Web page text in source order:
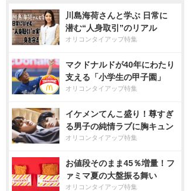
川島海荷さんと学ぶ 日常に
潜む“人身取引”のリアル
オリコンタイアップ特集
マクドナルドが40年にわたり
支える「小学生の甲子園」
オリコンタイアップ特集
イケメンてんこ盛り！尊すぎ
る男子の純情ラブに胸キュン
オリコンタイアップ特集
お値段そのまま45％増量！フ
ァミマ夏の大盤振る舞い
オリコンタイアップ特集